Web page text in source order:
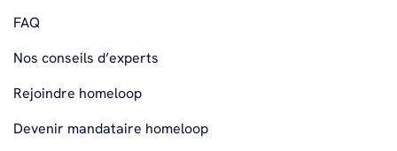
FAQ
Nos conseils d’experts
Rejoindre homeloop
Devenir mandataire homeloop